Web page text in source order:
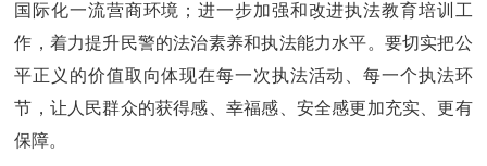
国际化一流营商环境；进一步加强和改进执法教育培训工
作，着力提升民警的法治素养和执法能力水平。要切实把公
平正义的价值取向体现在每一次执法活动、每一个执法环
节，让人民群众的获得感、幸福感、安全感更加充实、更有
保障。